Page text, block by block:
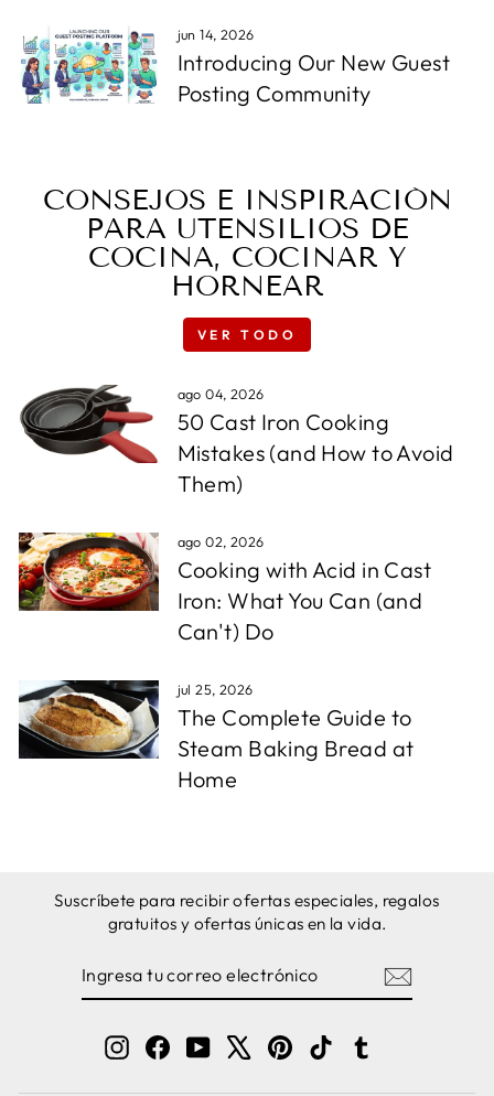
jun 14, 2026
Introducing Our New Guest
Posting Community
CONSEJOS E INSPIRACIÓN
PARA UTENSILIOS DE
COCINA, COCINAR Y
HORNEAR
VER TODO
ago 04, 2026
50 Cast Iron Cooking
Mistakes (and How to Avoid
Them)
ago 02, 2026
Cooking with Acid in Cast
Iron: What You Can (and
Can't) Do
jul 25, 2026
The Complete Guide to
Steam Baking Bread at
Home
Suscríbete para recibir ofertas especiales, regalos
gratuitos y ofertas únicas en la vida.
CORREO
InstagramFacebook
YouTube Pinterest
TikTok